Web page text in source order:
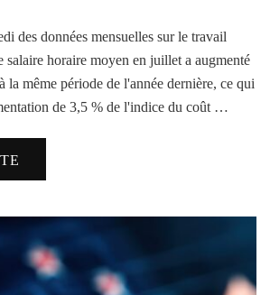
des données mensuelles sur le travail
salaire horaire moyen en juillet a augmenté
la même période de l'année dernière, ce qui
de 3,5 % de l'indice du coût …